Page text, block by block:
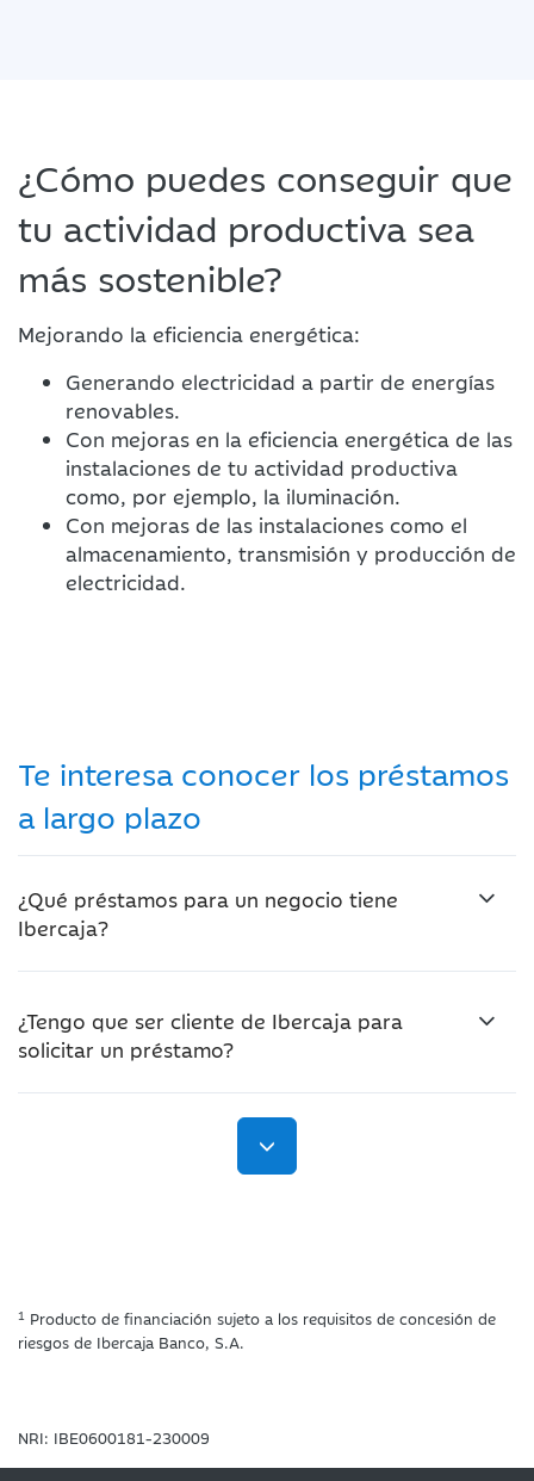
¿Cómo puedes conseguir que
tu actividad productiva sea
más sostenible?
Mejorando la eficiencia energética:
Generando electricidad a partir de energías
renovables.
Con mejoras en la eficiencia energética de las
instalaciones de tu actividad productiva
como, por ejemplo, la iluminación.
Con mejoras de las instalaciones como el
almacenamiento, transmisión y producción de
electricidad.
Te interesa conocer los préstamos
a largo plazo
¿Qué préstamos para un negocio tiene
Ibercaja?
¿Tengo que ser cliente de Ibercaja para
solicitar un préstamo?
1 Producto de financiación sujeto a los requisitos de concesión de
riesgos de Ibercaja Banco, S.A.
NRI: IBE0600181-230009